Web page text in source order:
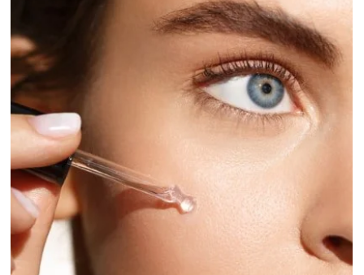
Istituto Matis di Gattoni S. Domodossola
30 dic 2025
Tempo di lettura: 2 min
Grazie per aver condiviso con noi un altro
anno di bellezza e benessere
Un anno volge al termine, ed è il momento giusto per fermarsi un
istante e dire grazie . Grazie a chi ha scelto l’ Istituto Matis